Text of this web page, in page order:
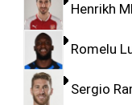
Henrikh
Romelu
Sergio